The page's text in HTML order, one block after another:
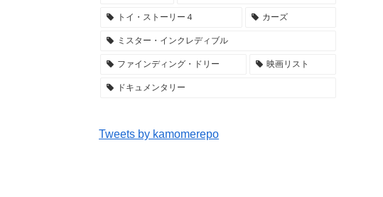
トイ・ストーリー４ カーズ
ミスター・インクレディブル
ファインディング・ドリー 映画リスト
ドキュメンタリー
Tweets by kamomerepo